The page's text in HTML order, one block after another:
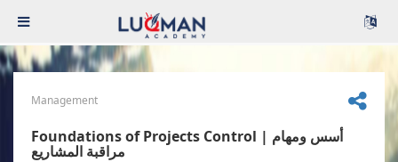
Management
Foundations of Projects Control | أسس ومهام
مراقبة المشاريع